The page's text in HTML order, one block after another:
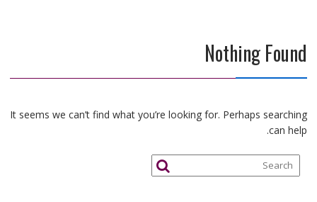
Nothing Found
It seems we can’t find what you’re looking for. Perhaps searching
can help.